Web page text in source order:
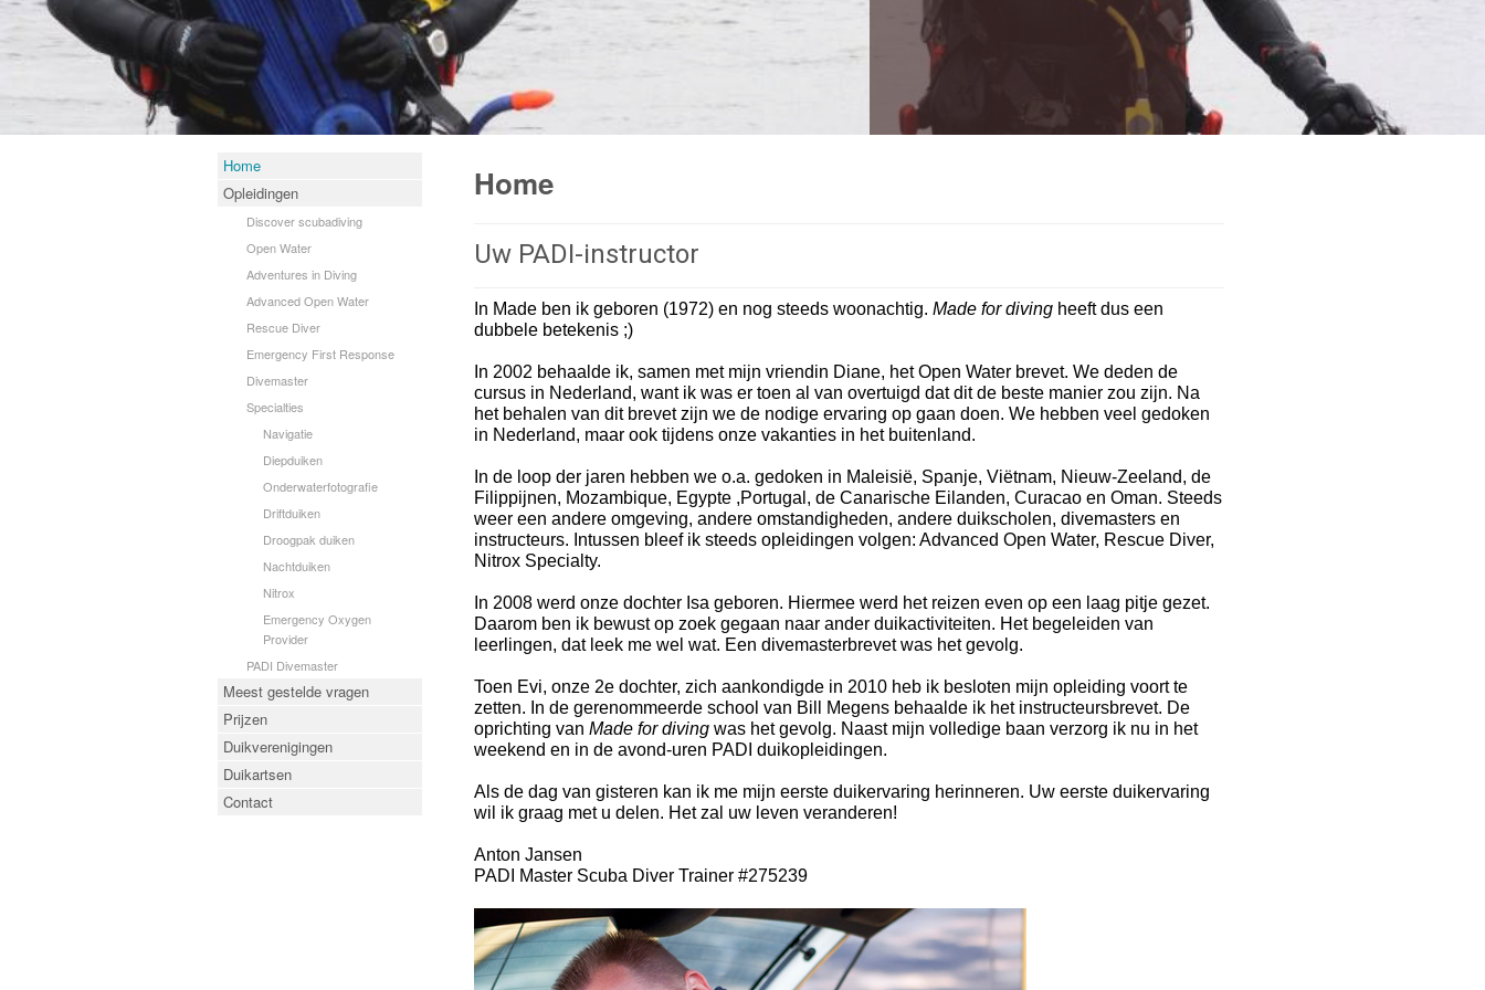
Home
Opleidingen
Discover scubadiving
Open Water
Adventures in Diving
Advanced Open Water
Rescue Diver
Emergency First Response
Divemaster
Specialties
Navigatie
Diepduiken
Onderwaterfotografie
Driftduiken
Droogpak duiken
Nachtduiken
Nitrox
Emergency Oxygen
Provider
PADI Divemaster
Meest gestelde vragen
Prijzen
Duikverenigingen
Duikartsen
Contact
Home
Uw PADI-instructor
In Made ben ik geboren (1972) en nog steeds woonachtig. Made for diving heeft dus een
dubbele betekenis ;)
In 2002 behaalde ik, samen met mijn vriendin Diane, het Open Water brevet. We deden de
cursus in Nederland, want ik was er toen al van overtuigd dat dit de beste manier zou zijn. Na
het behalen van dit brevet zijn we de nodige ervaring op gaan doen. We hebben veel gedoken
in Nederland, maar ook tijdens onze vakanties in het buitenland.
In de loop der jaren hebben we o.a. gedoken in Maleisië, Spanje, Viëtnam, Nieuw-Zeeland, de
Filippijnen, Mozambique, Egypte ,Portugal, de Canarische Eilanden, Curacao en Oman. Steeds
weer een andere omgeving, andere omstandigheden, andere duikscholen, divemasters en
instructeurs. Intussen bleef ik steeds opleidingen volgen: Advanced Open Water, Rescue Diver,
Nitrox Specialty.
In 2008 werd onze dochter Isa geboren. Hiermee werd het reizen even op een laag pitje gezet.
Daarom ben ik bewust op zoek gegaan naar ander duikactiviteiten. Het begeleiden van
leerlingen, dat leek me wel wat. Een divemasterbrevet was het gevolg.
Toen Evi, onze 2e dochter, zich aankondigde in 2010 heb ik besloten mijn opleiding voort te
zetten. In de gerenommeerde school van Bill Megens behaalde ik het instructeursbrevet. De
oprichting van Made for diving was het gevolg. Naast mijn volledige baan verzorg ik nu in het
weekend en in de avond-uren PADI duikopleidingen.
Als de dag van gisteren kan ik me mijn eerste duikervaring herinneren. Uw eerste duikervaring
wil ik graag met u delen. Het zal uw leven veranderen!
Anton Jansen
PADI Master Scuba Diver Trainer #275239